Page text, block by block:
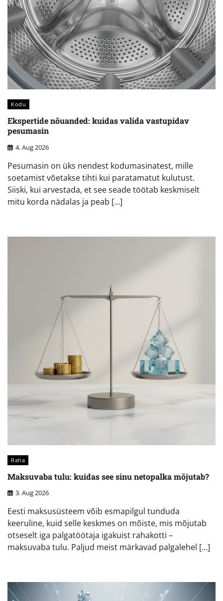
Kodu
Ekspertide nõuanded: kuidas valida vastupidav
pesumasin
4. Aug 2026
Pesumasin on üks nendest kodumasinatest, mille
soetamist võetakse tihti kui paratamatut kulutust.
Siiski, kui arvestada, et see seade töötab keskmiselt
mitu korda nädalas ja peab […]
Raha
Maksuvaba tulu: kuidas see sinu netopalka mõjutab?
3. Aug 2026
Eesti maksusüsteem võib esmapilgul tunduda
keeruline, kuid selle keskmes on mõiste, mis mõjutab
otseselt iga palgatöötaja igakuist rahakotti –
maksuvaba tulu. Paljud meist märkavad palgalehel […]